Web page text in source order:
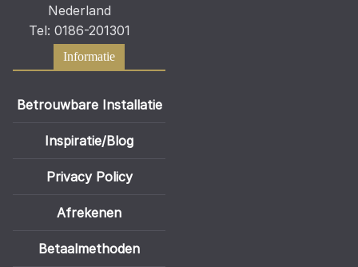
Nederland
Tel: 0186-201301
Informatie
Betrouwbare Installatie
Inspiratie/Blog
Privacy Policy
Afrekenen
Betaalmethoden